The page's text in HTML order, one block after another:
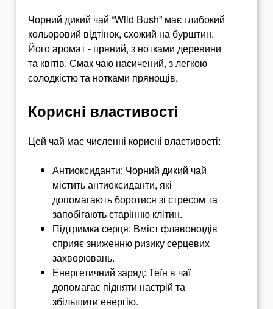
Чорний дикий чай “Wild Bush” має глибокий
кольоровий відтінок, схожий на бурштин.
Його аромат - пряний, з нотками деревини
та квітів. Смак чаю насичений, з легкою
солодкістю та нотками прянощів.
Корисні властивості
Цей чай має численні корисні властивості:
Антиоксиданти: Чорний дикий чай
містить антиоксиданти, які
допомагають боротися зі стресом та
запобігають старінню клітин.
Підтримка серця: Вміст флавоноїдів
сприяє зниженню ризику серцевих
захворювань.
Енергетичний заряд: Теїн в чаї
допомагає підняти настрій та
збільшити енергію.